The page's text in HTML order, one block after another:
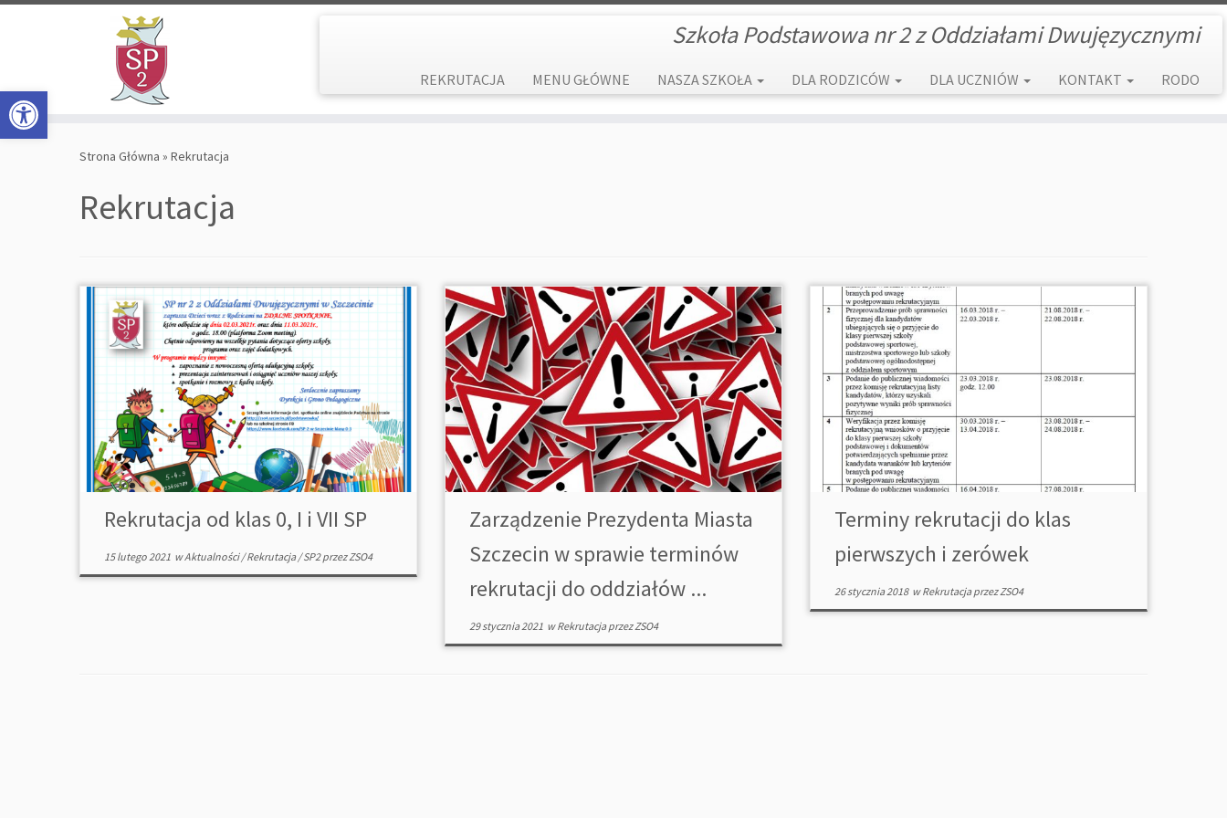
Open toolbar
Skip
Szkoła Podstawowa nr 2 z Oddziałami Dwujęzycznymi
REKRUTACJA MENU GŁÓWNE NASZA SZKOŁA DLA RODZICÓW DLA UCZNIÓW KONTAKT RODO
Strona Główna » Rekrutacja
Rekrutacja
Rekrutacja od klas 0, I i VII SP
15 lutego 2021wAktualności/Rekrutacja/SP2przezZSO4
Zarządzenie Prezydenta Miasta
Szczecin w sprawie terminów
rekrutacji do oddziałów ...
29 stycznia 2021wRekrutacjaprzezZSO4
Terminy rekrutacji do klas
pierwszych i zerówek
26 stycznia 2018wRekrutacjaprzezZSO4